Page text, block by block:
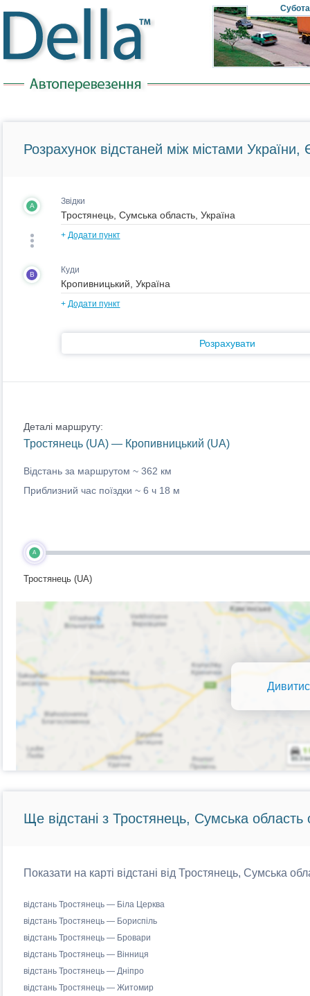
Субота
Розрахунок відстаней між містами України,
A Звідки
+ Додати пункт
B Куди
+ Додати пункт
Розрахувати
Деталі маршруту:
Тростянець (UA) — Кропивницький (UA)
Відстань за маршрутом ~ 362 км
Приблизний час поїздки ~ 6 ч 18 м
A
Тростянець (UA)
Ще відстані з Тростянець, Сумська область
Показати на карті відстані від Тростянець, Сумська
відстань Тростянець — Біла Церква
відстань Тростянець — Бориспіль
відстань Тростянець — Бровари
відстань Тростянець — Вінниця
відстань Тростянець — Дніпро
відстань Тростянець — Житомир